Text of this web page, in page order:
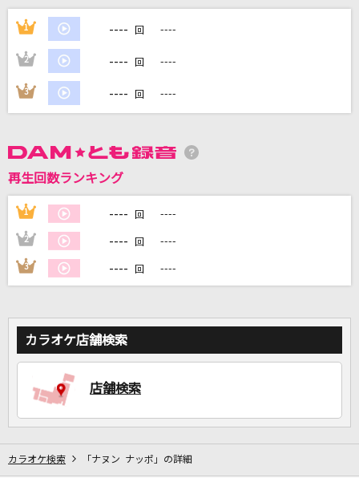
海の声
浦島太郎(桐谷健太)
[生音]北の漁場
北島三郎
supercell
最後の恋煩い
Official髭男dism
カラオケをもっと楽しもう！
1 ---- 回 ----
2 ---- 回 ----
3 ---- 回 ----
再生回数ランキング
1 ---- 回 ----
2 ---- 回 ----
3 ---- 回 ----
カラオケ店舗検索
店舗検索
カラオケ検索 「ナヌン ナッポ」の詳細